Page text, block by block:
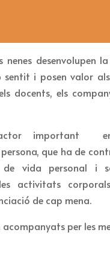
desenvolupen la
i posen valor
docents, els
important
que ha de
vida personal i
activitats
de cap mena.
acompanyats per les